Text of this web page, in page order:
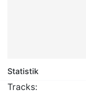
Statistik
Tracks: